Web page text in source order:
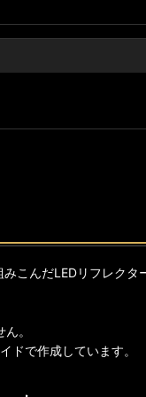
こんだLEDリフレクタ
。
ドで作成しています。